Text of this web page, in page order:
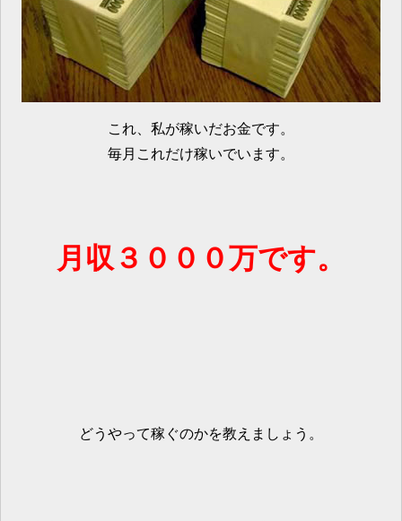
これ、私が稼いだお金です。
毎月これだけ稼いでいます。
月収３０００万です。
どうやって稼ぐのかを教えましょう。